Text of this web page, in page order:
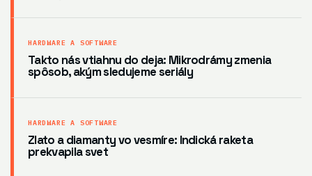
HARDWARE A SOFTWARE
Takto nás vtiahnu do deja: Mikrodrámy zmenia
spôsob, akým sledujeme seriály
HARDWARE A SOFTWARE
Zlato a diamanty vo vesmíre: Indická raketa
prekvapila svet